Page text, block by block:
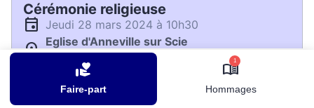
Faire-part
1
Hommages
Cérémonie religieuse
jeudi 28 mars 2024 à 10h30
Eglise d'Anneville sur Scie
76590 Anneville sur Scie